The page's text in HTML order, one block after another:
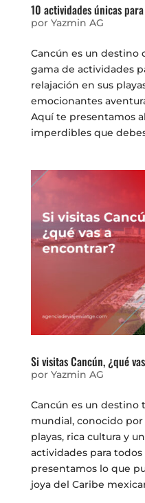
10 actividades únicas
por Yazmin AG
Cancún es un destino
gama de actividades
relajación en sus
emocionantes
Aquí te presentamos
imperdibles que
Si visitas Cancún, ¿qué
por Yazmin AG
Cancún es un
mundial, conocido
playas, rica cultura y
actividades para
presentamos lo que
joya del Caribe